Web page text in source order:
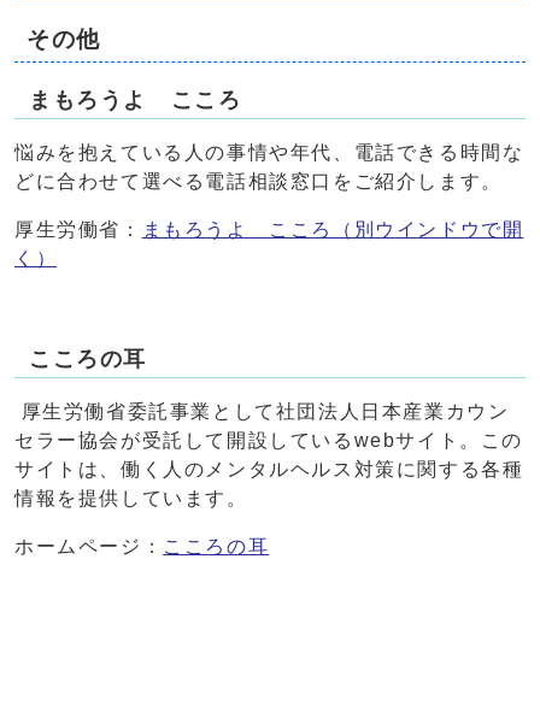
その他
まもろうよ こころ
悩みを抱えている人の事情や年代、電話できる時間な
どに合わせて選べる電話相談窓口をご紹介します。
厚生労働省： まもろうよ こころ
（別ウインドウで開
く）
こころの耳
厚生労働省委託事業として社団法人日本産業カウン
セラー協会が受託して開設しているwebサイト。この
サイトは、働く人のメンタルヘルス対策に関する各種
情報を提供しています。
ホームページ： こころの耳